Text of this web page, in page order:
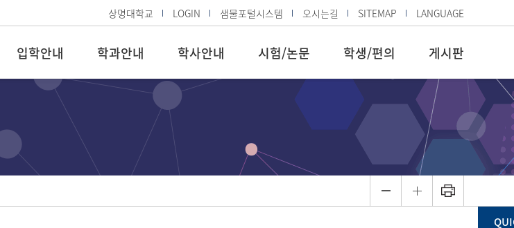
상명대학교 LOGIN 샘물포털시스템 오시는길 SITEMAP LANGUAGE
입학안내 학과안내 학사안내 시험/논문 학생/편의 게시판